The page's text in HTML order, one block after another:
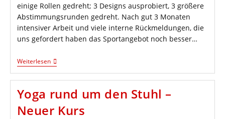
einige Rollen gedreht; 3 Designs ausprobiert, 3 größere
Abstimmungsrunden gedreht. Nach gut 3 Monaten
intensiver Arbeit und viele interne Rückmeldungen, die
uns gefordert haben das Sportangebot noch besser…
Weiterlesen3x
Rolle
Strecksprung
Yoga rund um den Stuhl –
Neuer Kurs